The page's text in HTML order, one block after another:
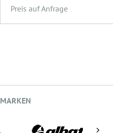
Preis auf Anfrage